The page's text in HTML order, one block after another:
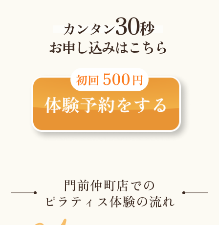
カンタン30秒
お申し込みはこちら
門前仲町店での
ピラティス体験の流れ